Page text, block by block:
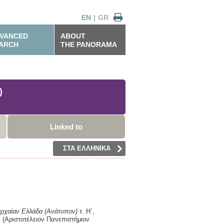
GR
|
EN
ABOUT
THE PANORAMA
Linked to
ΣΤΑ ΕΛΛΗΝΙΚΑ
Ελλάδα (Ανάτυπον) τ. Η΄,
(Αριστοτέλειον Πανεπιστήμιον